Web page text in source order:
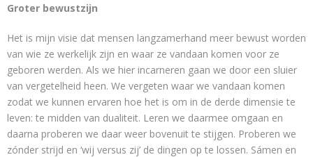
Groter bewustzijn
Het is mijn visie dat mensen langzamerhand meer bewust worden
van wie ze werkelijk zijn en waar ze vandaan komen voor ze
geboren werden. Als we hier incarneren gaan we door een sluier
van vergetelheid heen. We vergeten waar we vandaan komen
zodat we kunnen ervaren hoe het is om in de derde dimensie te
leven: te midden van dualiteit. Leren we daarmee omgaan en
daarna proberen we daar weer bovenuit te stijgen. Proberen we
zónder strijd en ‘wij versus zij’ de dingen op te lossen. Sámen en